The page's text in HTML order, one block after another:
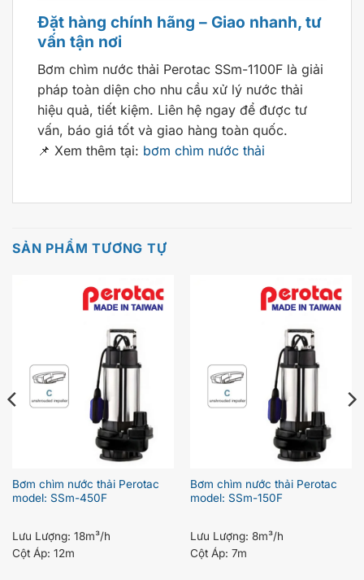
Đặt hàng chính hãng – Giao nhanh, tư
vấn tận nơi
Bơm chìm nước thải Perotac SSm-1100F là giải
pháp toàn diện cho nhu cầu xử lý nước thải
hiệu quả, tiết kiệm. Liên hệ ngay để được tư
vấn, báo giá tốt và giao hàng toàn quốc.
📌 Xem thêm tại: bơm chìm nước thải
SẢN PHẨM TƯƠNG TỰ
Bơm chìm nước thải Perotac
model: SSm-450F
Lưu Lượng: 18m³/h
Cột Áp: 12m
Bơm chìm nước thải Perotac
model: SSm-150F
Lưu Lượng: 8m³/h
Cột Áp: 7m